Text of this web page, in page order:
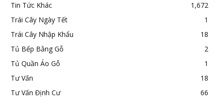
Tin Tức Khác
1,672
Trái Cây Ngày Tết
1
Trái Cây Nhập Khẩu
18
Tủ Bếp Bằng Gỗ
2
Tủ Quần Áo Gỗ
1
Tư Vấn
18
Tư Vấn Định Cư
66